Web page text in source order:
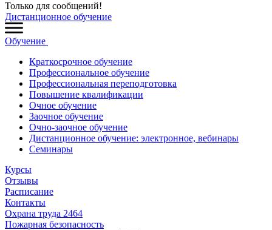
Только для сообщений!
Дистанционное обучение
Обучение
Краткосрочное обучение
Профессиональное обучение
Профессиональная переподготовка
Повышение квалификации
Очное обучение
Заочное обучение
Очно-заочное обучение
Дистанционное обучение: электронное, вебинары
Семинары
Курсы
Отзывы
Расписание
Контакты
Охрана труда 2464
Пожарная безопасность